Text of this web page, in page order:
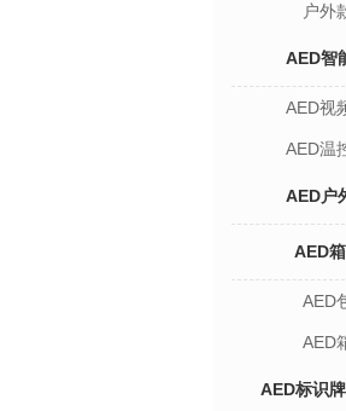
户外
AED智
AED视
AED温
AED户
AED
AED
AED
AED标识